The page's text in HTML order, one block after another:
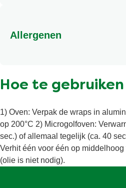
Allergenen
Hoe te gebruiken
1) Oven: Verpak de wraps in
op 200°C 2) Microgolfoven:
sec.) of allemaal tegelijk (ca. 40
Verhit één voor één op
(olie is niet nodig).